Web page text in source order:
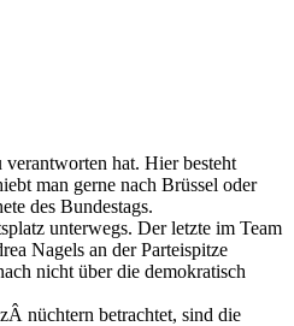
hat. Hier besteht
man gerne nach Brüssel oder
des Bundestags.
unterwegs. Der letzte im Team
Nagels an der Parteispitze
nicht über die demokratisch
nüchtern betrachtet, sind die